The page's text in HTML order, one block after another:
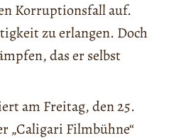
Korruptionsfall auf.
zu erlangen. Doch
das er selbst
am Freitag, den 25.
„Caligari Filmbühne“